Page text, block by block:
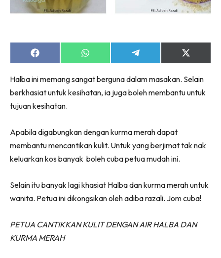
Share
on
Share
on
Share
on
Share
on
(Twitter)
Halba ini memang sangat berguna dalam masakan. Selain
berkhasiat untuk kesihatan, ia juga boleh membantu untuk
tujuan kesihatan.
Apabila digabungkan dengan kurma merah dapat
membantu mencantikan kulit. Untuk yang berjimat tak nak
keluarkan kos banyak boleh cuba petua mudah ini.
Selain itu banyak lagi khasiat Halba dan kurma merah untuk
wanita. Petua ini dikongsikan oleh adiba razali. Jom cuba!
PETUA CANTIKKAN KULIT DENGAN AIR HALBA DAN
KURMA MERAH